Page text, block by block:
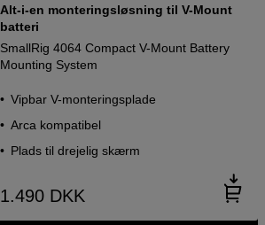
Alt-i-en monteringsløsning til V-Mount
batteri
SmallRig 4064 Compact V-Mount Battery
Mounting System
Vipbar V-monteringsplade
Arca kompatibel
Plads til drejelig skærm
1.490 DKK